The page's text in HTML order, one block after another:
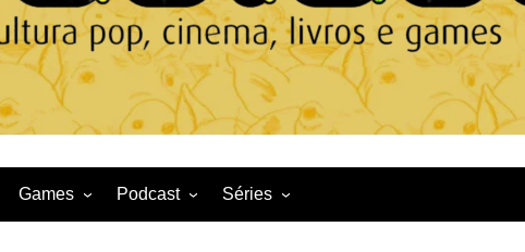
Games Podcast Séries